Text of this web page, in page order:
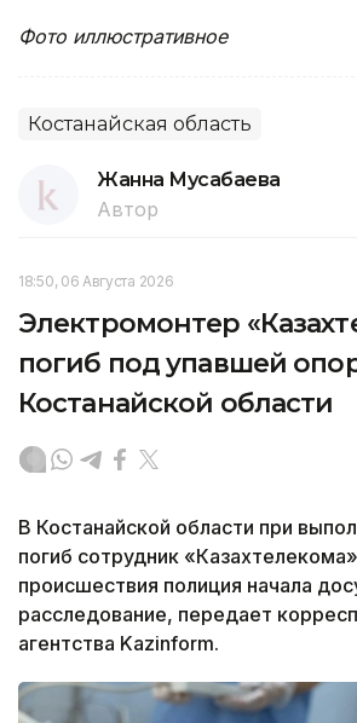
Фото иллюстративное
Костанайская область
Жанна Мусабаева
Автор
18:50, 06 Августа 2026
Электромонтер
погиб под упавшей
Костанайской области
В Костанайской области при
погиб сотрудник
происшествия полиция начала
расследование, передает
агентства Kazinform.